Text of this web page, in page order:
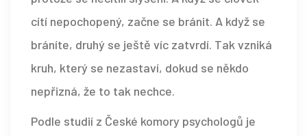
cítí nepochopený, začne se bránit. A když se
bráníte, druhý se ještě víc zatvrdí. Tak vzniká
kruh, který se nezastaví, dokud se někdo
nepřizná, že to tak nechce.
Podle studií z České komory psychologů je